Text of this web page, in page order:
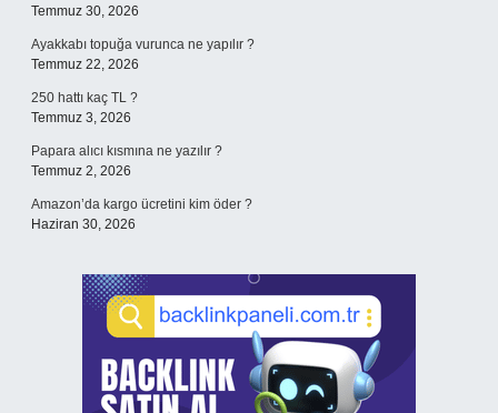
Temmuz 30, 2026
Ayakkabı topuğa vurunca ne yapılır ?
Temmuz 22, 2026
250 hattı kaç TL ?
Temmuz 3, 2026
Papara alıcı kısmına ne yazılır ?
Temmuz 2, 2026
Amazon’da kargo ücretini kim öder ?
Haziran 30, 2026